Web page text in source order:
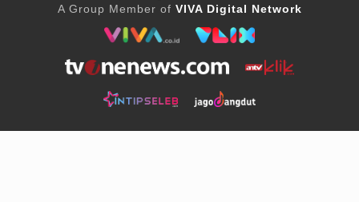
A Group Member of VIVA Digital Network